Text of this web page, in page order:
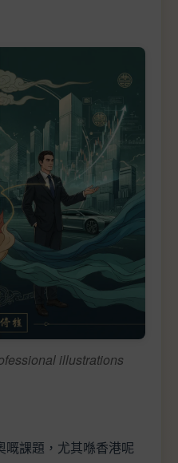
illustrations
嘅課題，尤其喺香港呢